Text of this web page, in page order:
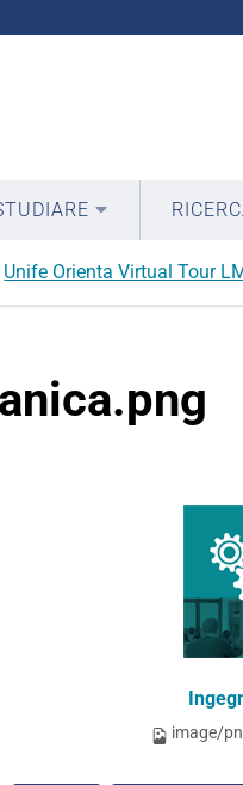
Unife Orienta Virtual Tour
image/